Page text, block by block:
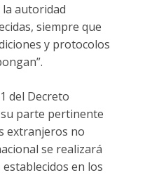
autoridad
siempre que
y protocolos
del Decreto
parte pertinente
extranjeros no
se realizará
en los